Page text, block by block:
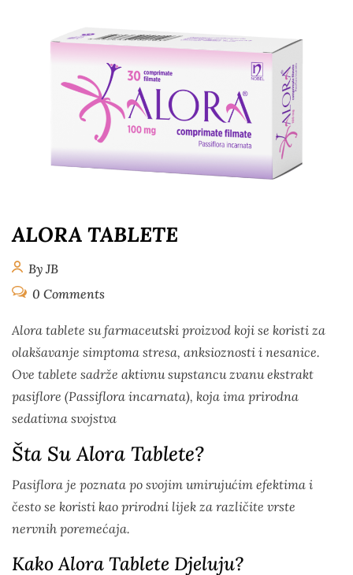
ALORA TABLETE
By JB
0 Comments
Alora tablete su farmaceutski proizvod koji se koristi za
olakšavanje simptoma stresa, anksioznosti i nesanice.
Ove tablete sadrže aktivnu supstancu zvanu ekstrakt
pasiflore (Passiflora incarnata), koja ima prirodna
sedativna svojstva
Šta Su Alora Tablete?
Pasiflora je poznata po svojim umirujućim efektima i
često se koristi kao prirodni lijek za različite vrste
nervnih poremećaja.
Kako Alora Tablete Djeluju?